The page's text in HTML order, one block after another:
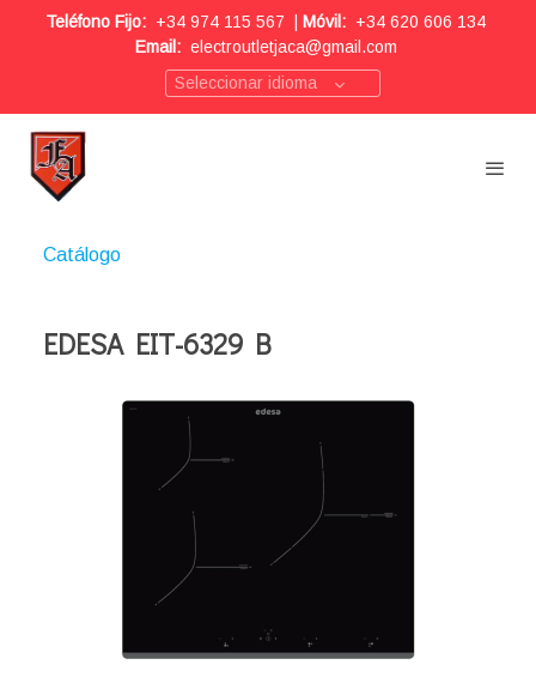
Teléfono Fijo: +34 974 115 567 Móvil: +34 620 606 134
Email: electroutletjaca@gmail.com
Seleccionar idioma
Catálogo
EDESA EIT-6329 B